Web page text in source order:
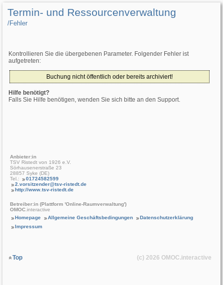
Termin- und Ressourcenverwaltung
/­Fehler
Kontrollieren Sie die übergebenen Parameter. Folgender Fehler ist
aufgetreten:
Buchung nicht öffentlich oder bereits archiviert!
Hilfe benötigt?
Falls Sie Hilfe benötigen, wenden Sie sich bitte an den Support.
Anbieter:in
TSV Ristedt von 1926 e.V.
Sörhausenerstraße 23
28857 Syke (DE)
Tel.:
01724582599
2.vorsitzender@tsv-ristedt.de
http://www.tsv-ristedt.de
Betreiber:in (Plattform 'Online-Raumverwaltung')
OMOC .interactive
Homepage
Allgemeine Geschäftsbedingungen
Datenschutzerklärung
Impressum
Top (c) 2026 OMOC.interactive